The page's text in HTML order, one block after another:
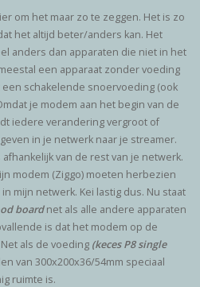
om het maar zo te zeggen. Het is zo
het altijd beter/anders kan. Het
anders dan apparaten die niet in het
een apparaat zonder voeding
schakelende snoervoeding (ook
je modem aan het begin van de
iedere verandering vergroot of
in je netwerk naar je streamer.
van de rest van je netwerk.
modem (Ziggo) moeten herbezien
mijn netwerk. Kei lastig dus. Nu staat
boardnet als alle andere apparaten
is dat het modem op de
als de voeding (keces P8 single
van 300x200x36/54mm speciaal
ruimte is.